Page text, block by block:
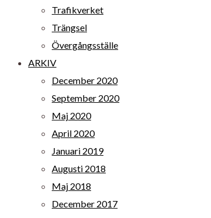
Trafikverket
Trängsel
Övergångsställe
ARKIV
December 2020
September 2020
Maj 2020
April 2020
Januari 2019
Augusti 2018
Maj 2018
December 2017